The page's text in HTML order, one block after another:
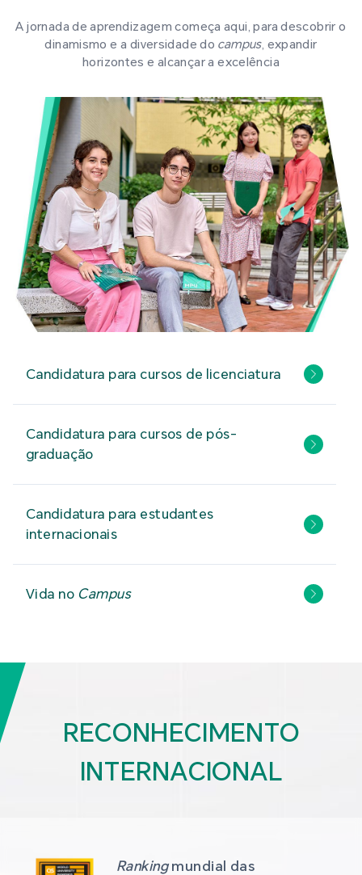
A jornada de aprendizagem começa aqui, para descobrir o
dinamismo e a diversidade do campus, expandir
horizontes e alcançar a excelência
Candidatura para cursos de licenciatura
Candidatura para cursos de pós-
graduação
Candidatura para estudantes
internacionais
Vida no Campus
RECONHECIMENTO
INTERNACIONAL
Ranking mundial das